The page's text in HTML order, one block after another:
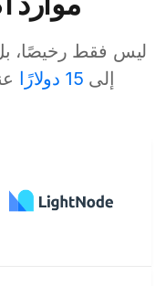
ليس فقط رخيصًا،
إلى 15 دولارًا